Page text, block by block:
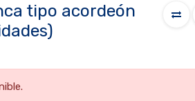
tipo acordeón